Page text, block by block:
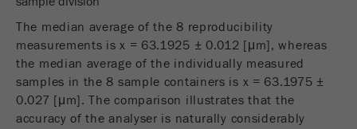
The median average of the 8 reproducibility
measurements is x = 63.1925 ± 0.012 [μm], whereas
the median average of the individually measured
samples in the 8 sample containers is x = 63.1975 ±
0.027 [μm]. The comparison illustrates that the
accuracy of the analyser is naturally considerably